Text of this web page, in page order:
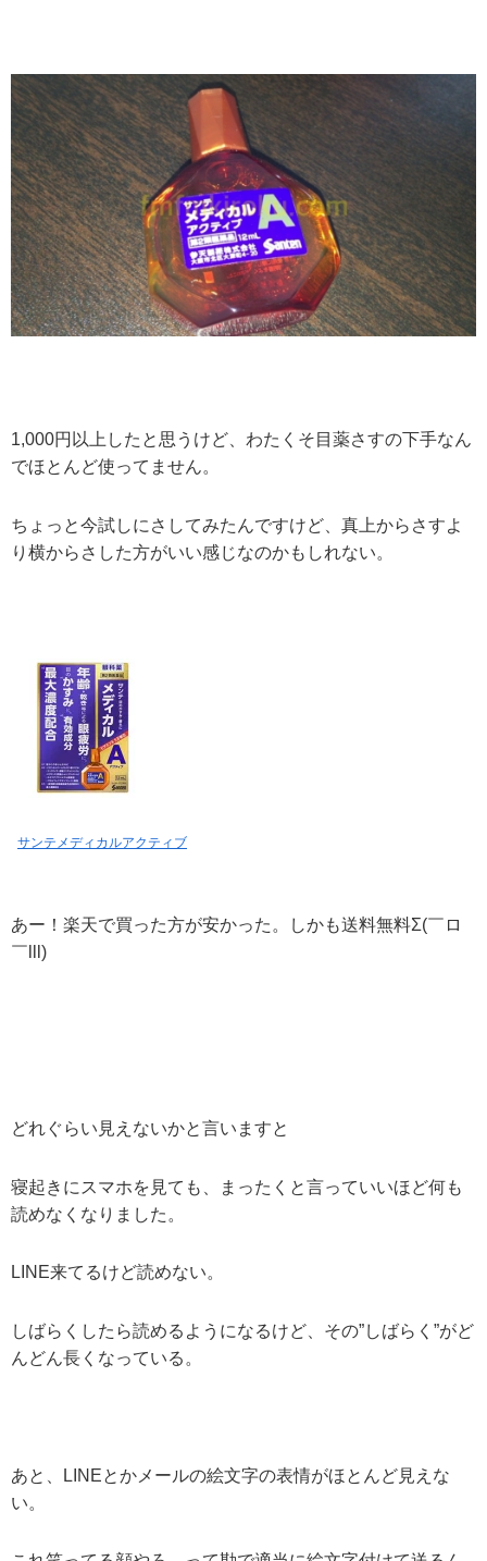
1,000円以上したと思うけど、わたくそ目薬さすの下手なん
でほとんど使ってません。
ちょっと今試しにさしてみたんですけど、真上からさすよ
り横からさした方がいい感じなのかもしれない。
サンテメディカルアクティブ
あー！楽天で買った方が安かった。しかも送料無料Σ(￣ロ
￣lll)
どれぐらい見えないかと言いますと
寝起きにスマホを見ても、まったくと言っていいほど何も
読めなくなりました。
LINE来てるけど読めない。
しばらくしたら読めるようになるけど、その”しばらく”がど
んどん長くなっている。
あと、LINEとかメールの絵文字の表情がほとんど見えな
い。